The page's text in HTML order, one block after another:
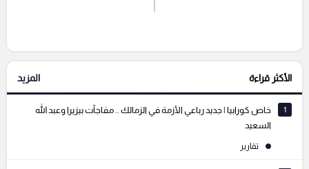
إرسال تعليق
التعليقات السابقة
الأكثر قراءة المزيد
1
خاص كورابيا | جديد رباعي الأزمة في الزمالك .. مفاجآت بيزيرا وعبد الله
السعيد
تقارير